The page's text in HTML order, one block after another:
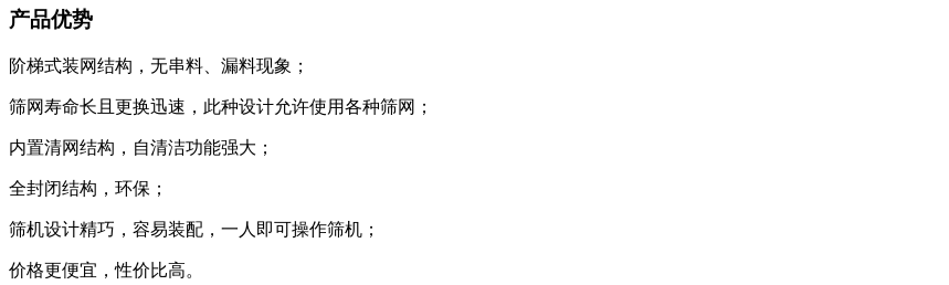
产品优势
阶梯式装网结构，无串料、漏料现象；
筛网寿命长且更换迅速，此种设计允许使用各种筛网；
内置清网结构，自清洁功能强大；
全封闭结构，环保；
筛机设计精巧，容易装配，一人即可操作筛机；
价格更便宜，性价比高。